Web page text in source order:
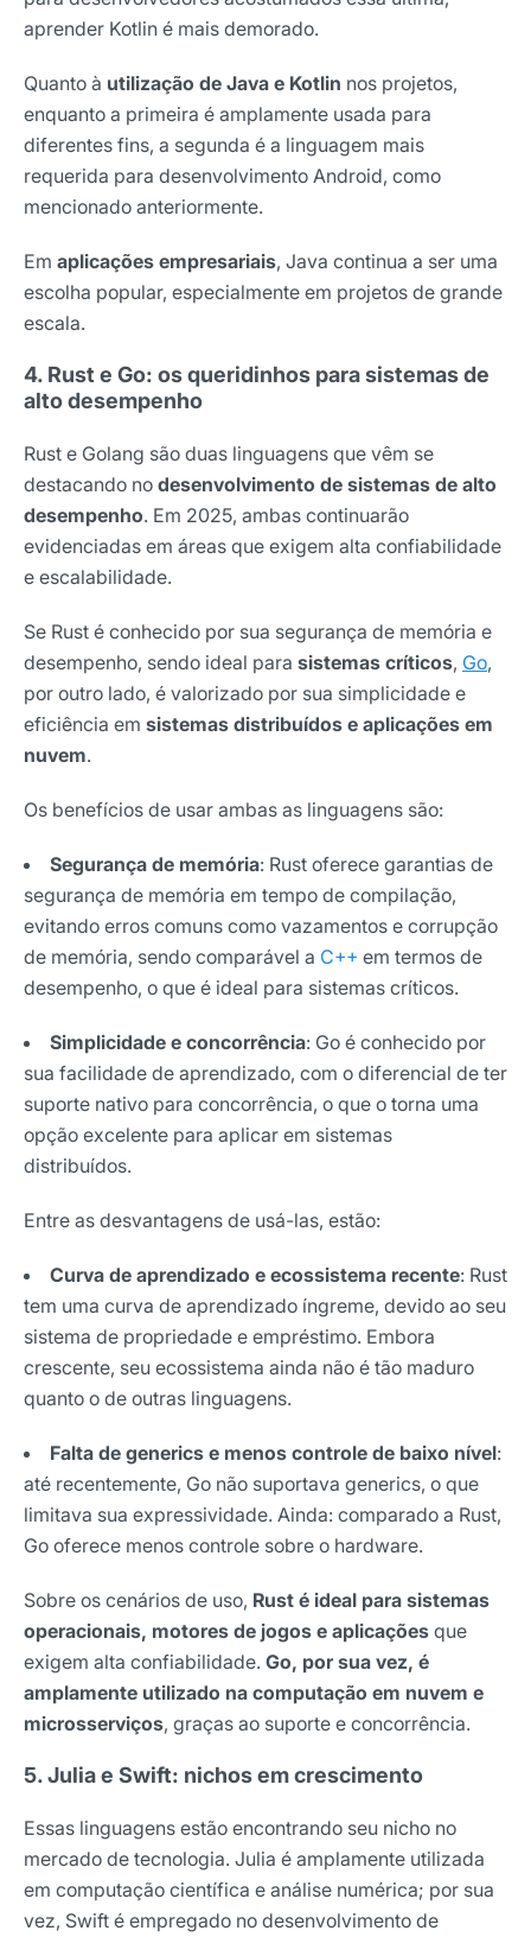
aprender Kotlin é mais demorado.
Quanto à utilização de Java e Kotlin nos projetos,
enquanto a primeira é amplamente usada para
diferentes fins, a segunda é a linguagem mais
requerida para desenvolvimento Android, como
mencionado anteriormente.
Em aplicações empresariais, Java continua a ser uma
escolha popular, especialmente em projetos de grande
escala.
4. Rust e Go: os queridinhos para sistemas de
alto desempenho
Rust e Golang são duas linguagens que vêm se
destacando no desenvolvimento de sistemas de alto
desempenho. Em 2025, ambas continuarão
evidenciadas em áreas que exigem alta confiabilidade
e escalabilidade.
Se Rust é conhecido por sua segurança de memória e
desempenho, sendo ideal para sistemas críticos, Go,
por outro lado, é valorizado por sua simplicidade e
eficiência em sistemas distribuídos e aplicações em
nuvem.
Os benefícios de usar ambas as linguagens são:
Segurança de memória: Rust oferece garantias de
segurança de memória em tempo de compilação,
evitando erros comuns como vazamentos e corrupção
de memória, sendo comparável a C++ em termos de
desempenho, o que é ideal para sistemas críticos.
Simplicidade e concorrência: Go é conhecido por
sua facilidade de aprendizado, com o diferencial de ter
suporte nativo para concorrência, o que o torna uma
opção excelente para aplicar em sistemas
distribuídos.
Entre as desvantagens de usá-las, estão:
Curva de aprendizado e ecossistema recente: Rust
tem uma curva de aprendizado íngreme, devido ao seu
sistema de propriedade e empréstimo. Embora
crescente, seu ecossistema ainda não é tão maduro
quanto o de outras linguagens.
Falta de generics e menos controle de baixo nível:
até recentemente, Go não suportava generics, o que
limitava sua expressividade. Ainda: comparado a Rust,
Go oferece menos controle sobre o hardware.
Sobre os cenários de uso, Rust é ideal para sistemas
operacionais, motores de jogos e aplicações que
exigem alta confiabilidade. Go, por sua vez, é
amplamente utilizado na computação em nuvem e
microsserviços, graças ao suporte e concorrência.
5. Julia e Swift: nichos em crescimento
Essas linguagens estão encontrando seu nicho no
mercado de tecnologia. Julia é amplamente utilizada
em computação científica e análise numérica; por sua
vez, Swift é empregado no desenvolvimento de
Nome
E-mail
Selecione sua área de atuação
*Ao assinar nossa newsletter, você concorda em receber
nossas comunicações e está de acordo com as nossas
Assinar newsletter